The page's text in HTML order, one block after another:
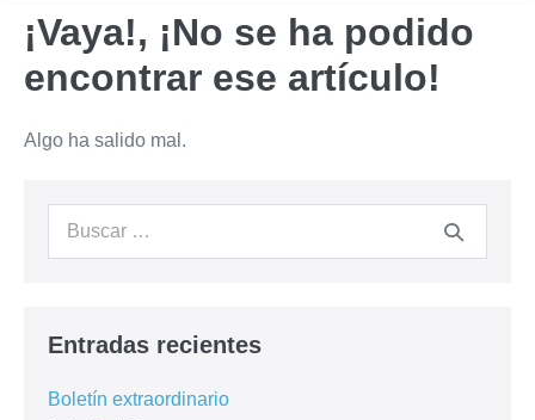
Nuestros Cursos
Contacto
¡Vaya!, ¡No se ha podido
encontrar ese artículo!
Algo ha salido mal.
Entradas recientes
Boletín extraordinario